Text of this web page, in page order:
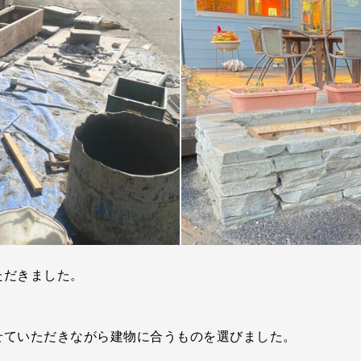
きました。
いただきながら建物に合うものを選びました。